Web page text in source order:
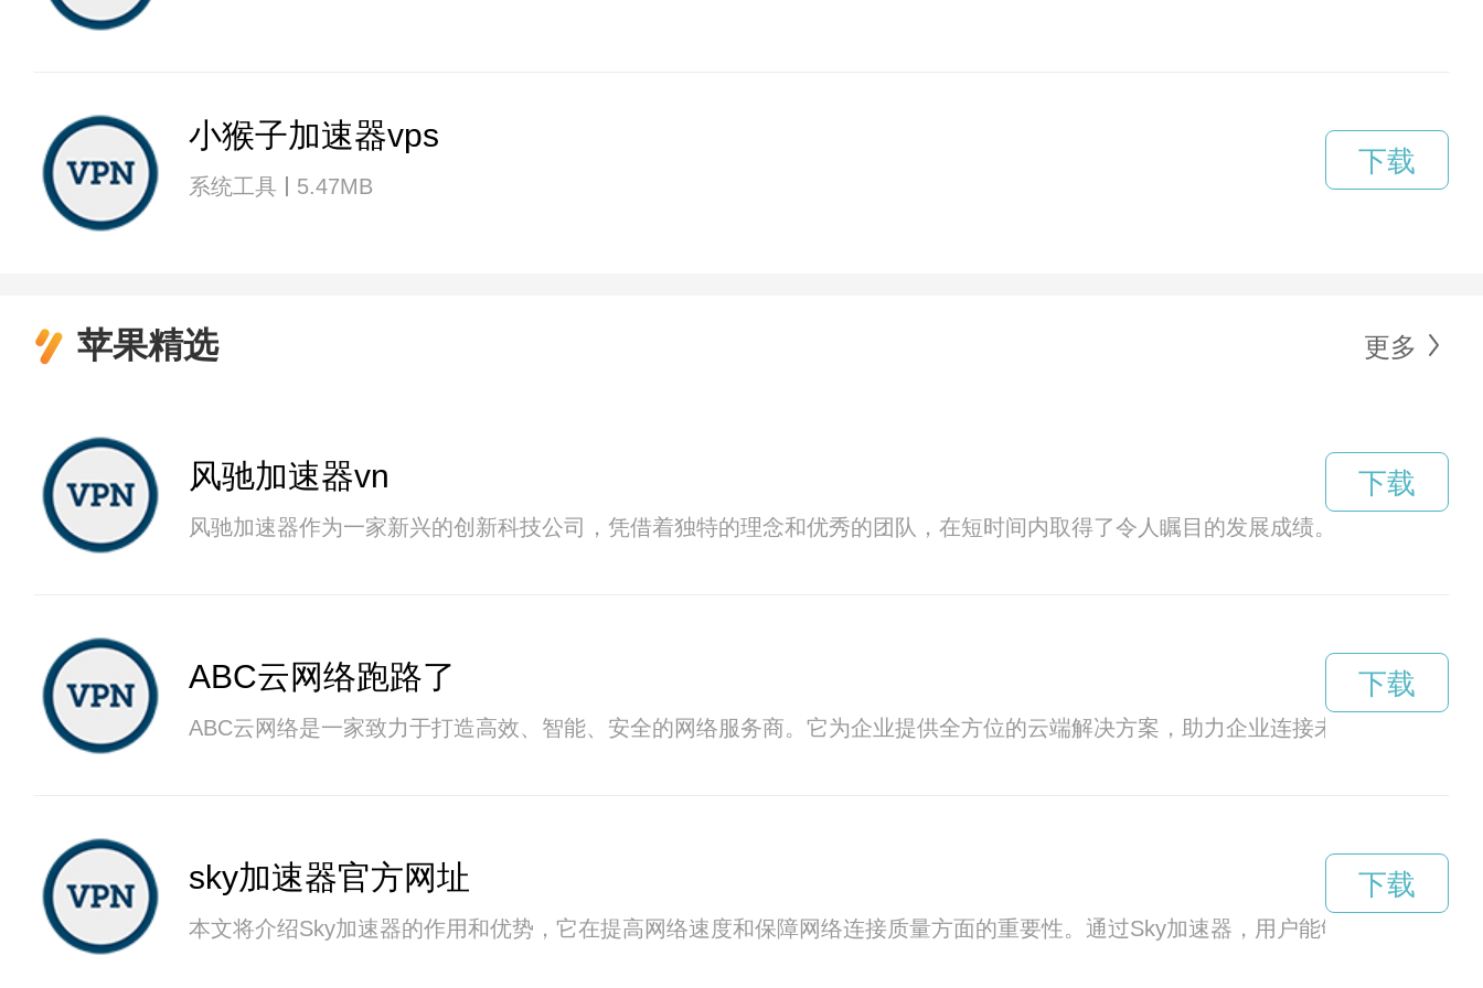
小猴子加速器vps
系统工具 5.47MB
下载
苹果精选 更多
风驰加速器vn
风驰加速器作为一家新兴的创新科技公司，凭借着独特的理念和优秀的团队，在短时间内取得了令人瞩目的发展成绩。其产品和
下载
ABC云网络跑路了
ABC云网络是一家致力于打造高效、智能、安全的网络服务商。它为企业提供全方位的云端解决方案，助力企业连接未来，实现数字
下载
sky加速器官方网址
本文将介绍Sky加速器的作用和优势，它在提高网络速度和保障网络连接质量方面的重要性。通过Sky加速器，用户能够享受更快、
下载